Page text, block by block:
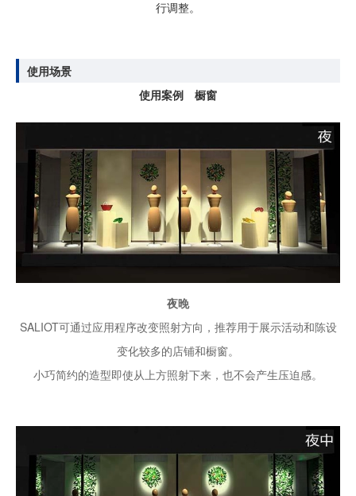
行调整。
使用场景
使用案例 橱窗
夜晚
SALIOT可通过应用程序改变照射方向，推荐用于展示活动和陈设
变化较多的店铺和橱窗。
小巧简约的造型即使从上方照射下来，也不会产生压迫感。